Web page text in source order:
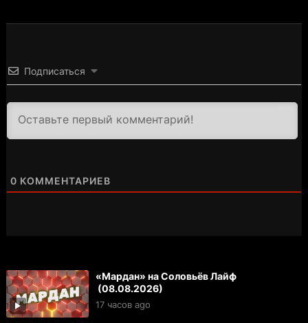
Подписаться
0 КОММЕНТАРИЕВ
«Мардан» на Соловьёв Лайф
(08.08.2026)
17 часов ago